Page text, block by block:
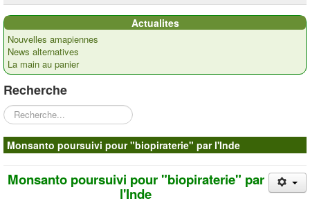
Accueil
Présentation
Actualités
Nos paysans
Commandes
Contacts
Actualites
Nouvelles amapiennes
News alternatives
La main au panier
Recherche
Rechercher
Monsanto poursuivi pour "biopiraterie" par l'Inde
Monsanto poursuivi pour "biopiraterie" par
l'Inde